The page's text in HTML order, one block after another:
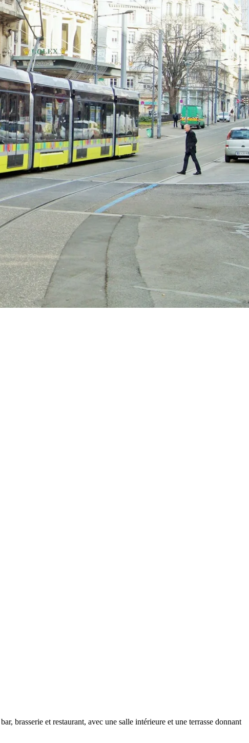
brasserie et restaurant, avec une salle intérieure et une terrasse donnant